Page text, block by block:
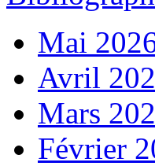
Mai
Avril
Mars
Février